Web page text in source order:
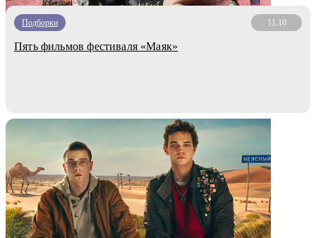
Подборки 11.10
Пять фильмов фестиваля «Маяк»